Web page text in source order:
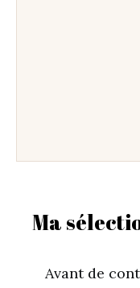
Ma
Avant de